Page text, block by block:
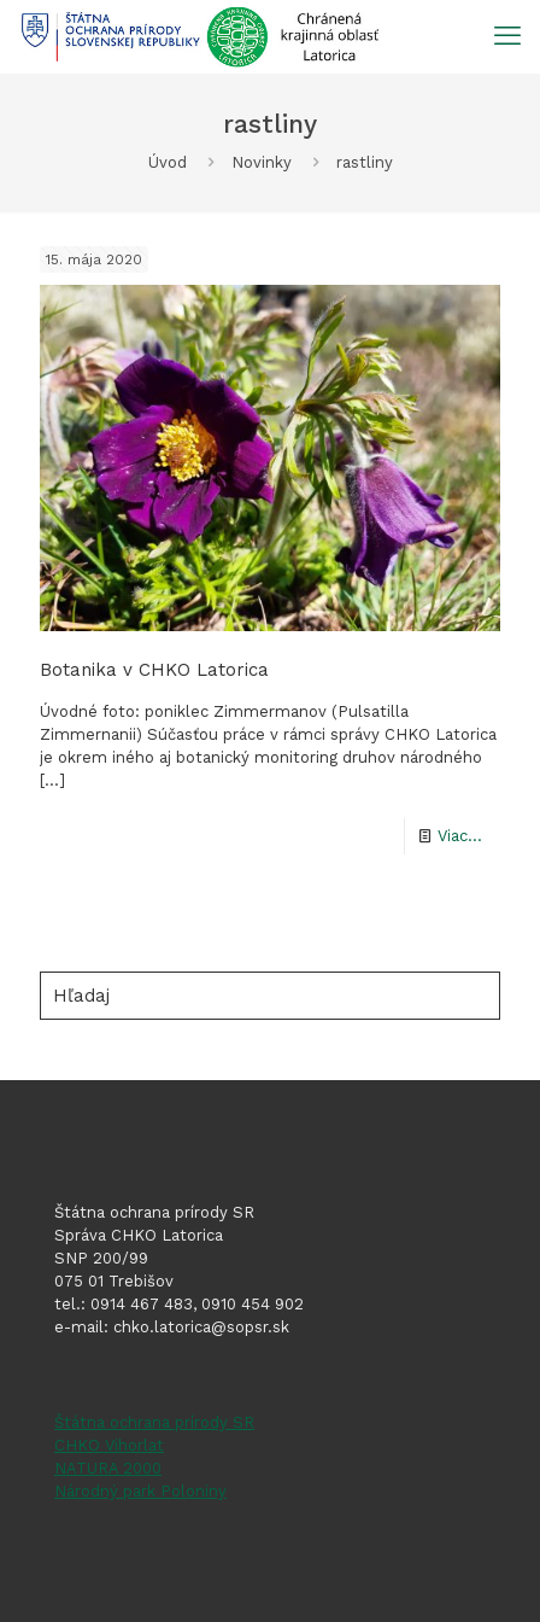
Prejsť
rastliny
Úvod Novinky rastliny
15. mája 2020
Botanika v CHKO Latorica
Úvodné foto: poniklec Zimmermanov (Pulsatilla
Zimmernanii) Súčasťou práce v rámci správy CHKO Latorica
je okrem iného aj botanický monitoring druhov národného
[…]
Viac...
Štátna ochrana prírody SR
Správa CHKO Latorica
SNP 200/99
075 01 Trebišov
tel.: 0914 467 483, 0910 454 902
e-mail: chko.latorica@sopsr.sk
Štátna ochrana prírody SR
CHKO Vihorlat
NATURA 2000
Národný park Poloniny